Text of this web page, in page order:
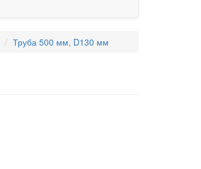
Труба 500 мм, D130 мм